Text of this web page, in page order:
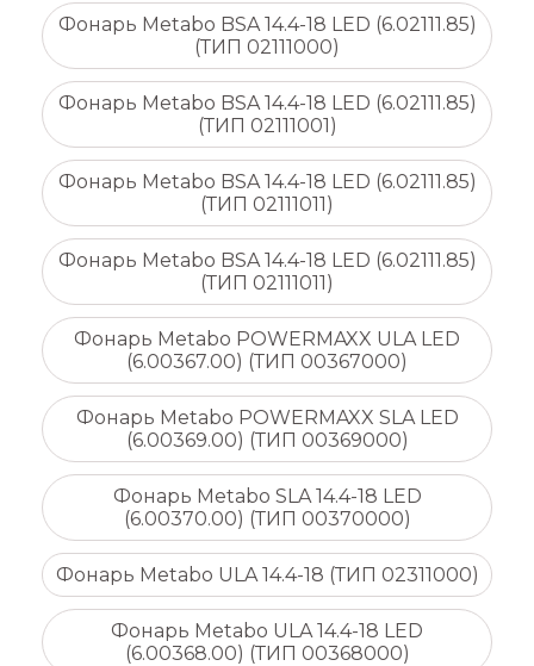
Фонарь Metabo BSA 14.4-18 LED (6.02111.85)
(ТИП 02111000)
Фонарь Metabo BSA 14.4-18 LED (6.02111.85)
(ТИП 02111001)
Фонарь Metabo BSA 14.4-18 LED (6.02111.85)
(ТИП 02111011)
Фонарь Metabo BSA 14.4-18 LED (6.02111.85)
(ТИП 02111011)
Фонарь Metabo POWERMAXX ULA LED
(6.00367.00) (ТИП 00367000)
Фонарь Metabo POWERMAXX SLA LED
(6.00369.00) (ТИП 00369000)
Фонарь Metabo SLA 14.4-18 LED
(6.00370.00) (ТИП 00370000)
Фонарь Metabo ULA 14.4-18 (ТИП 02311000)
Фонарь Metabo ULA 14.4-18 LED
(6.00368.00) (ТИП 00368000)